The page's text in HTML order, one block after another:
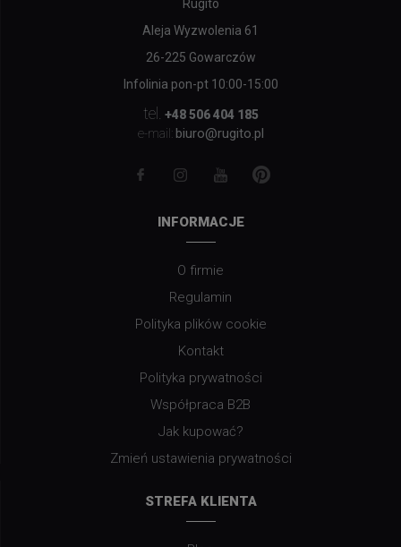
Rugito
Aleja Wyzwolenia 61
26-225 Gowarczów
Infolinia pon-pt 10:00-15:00
tel.
+48 506 404 185
e-mail: biuro@rugito.pl
INFORMACJE
O firmie
Regulamin
Polityka plików cookie
Kontakt
Polityka prywatności
Współpraca B2B
Jak kupować?
Zmień ustawienia prywatności
STREFA KLIENTA